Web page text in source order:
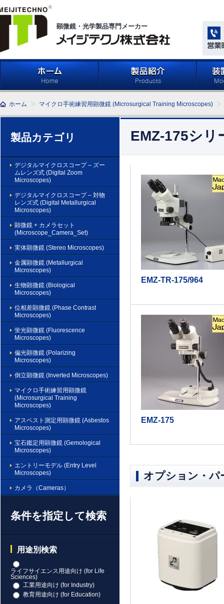
顕微鏡・光学製品専門メーカー
学系」
Light
ホーム マイクロ手術練習用顕微鏡 (Microsurgical Training Microscopes)
製品カテゴリ
デジタルマイクロスコープ – ズー
ムレンズ式 (Digital Zoom
Microscopes)
デジタルマイクロスコープ – 対物
レンズ式 (Digital Metallurgical
Microscopes)
顕微鏡 + カメラセット
(Microscope_Camera_Set)
実体顕微鏡 (Stereo Microscopes)
金属顕微鏡 (Metallurgical
Microscopes)
生物顕微鏡 (Biological
Microscopes)
位相差顕微鏡 (Phase Contrast
Microscopes)
蛍光顕微鏡 (Fluorescence
Microscopes)
偏光顕微鏡 (Polarizing
Microscopes)
倒立顕微鏡 (Inverted Microscopes)
マイクロ手術練習用顕微鏡
(Microsurgical Training
Microscopes)
アスベスト測定用顕微鏡 (Asbestos
Microscopes)
宝石鑑定用顕微鏡 (Gemological
Microscopes)
エントリーモデル (Entry Level
Microscopes)
カメラ（Cameras）
条件を指定して検索
用途別検索
ライフサイエンス用途向け (for Life
Sciences)
工業用途向け (for Industry)
教育用途向け (for Education)
EMZ-175シリ
EMZ-TR-175/964
EMZ-175
オプション・パ